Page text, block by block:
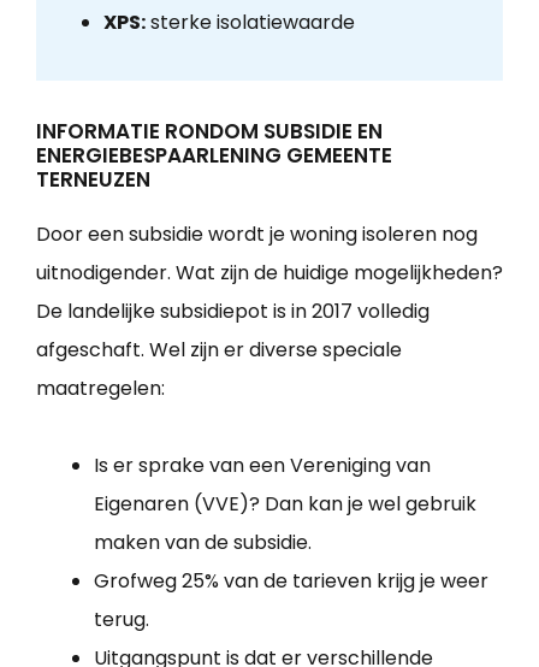
XPS:sterke isolatiewaarde
INFORMATIE RONDOM SUBSIDIE EN
ENERGIEBESPAARLENING GEMEENTE
TERNEUZEN
Door een subsidie wordt je woning isoleren nog
uitnodigender. Wat zijn de huidige mogelijkheden?
De landelijke subsidiepot is in 2017 volledig
afgeschaft. Wel zijn er diverse speciale
maatregelen:
Is er sprake van een Vereniging van
Eigenaren (VVE)? Dan kan je wel gebruik
maken van de subsidie.
Grofweg 25% van de tarieven krijg je weer
terug.
Uitgangspunt is dat er verschillende